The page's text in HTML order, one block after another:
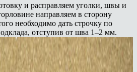
и расправляем уголки, швы и
направляем в сторону
необходимо дать строчку по
отступив от шва 1–2 мм.